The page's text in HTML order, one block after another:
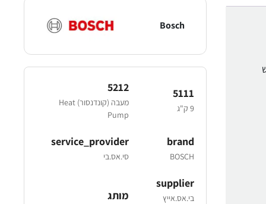
Bosch
5111
9 ק"ג
5212
מעבה (קונדנסור) Heat
Pump
brand
BOSCH
service_provider
סי.אס.בי
supplier
בי.אס.אייץ
מותג